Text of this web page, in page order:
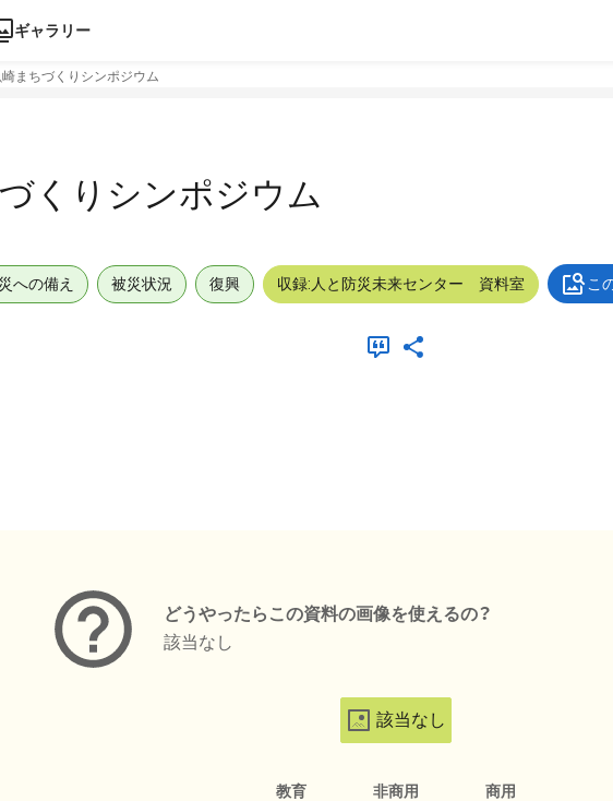
ギャラリー
まちづくりシンポジウム
くりシンポジウム
への備え 被災状況 復興 収録:人と防災未来センター 資料室 こ
どうやったらこの資料の画像を使えるの？
該当なし
該当なし
教育 非商用 商用